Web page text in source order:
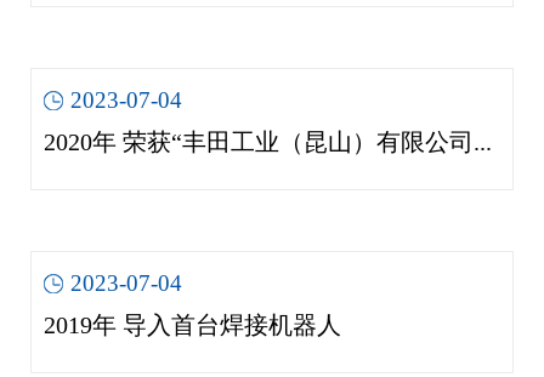
2023-07-04
2023-07-04
2019年 导入首台焊接机器人